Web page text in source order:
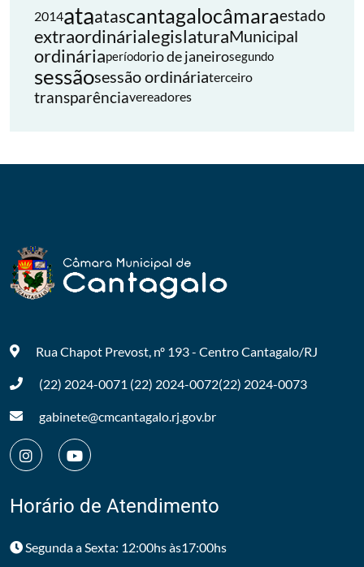
2014ataatascantagalocâmaraestado
extraordinárialegislaturaMunicipal
ordináriaperíodorio de janeirosegundo
sessãosessão ordináriaterceiro
transparênciavereadores
Rua Chapot Prevost, nº 193 - CentroCantagalo/RJ
(22) 2024-0071 (22) 2024-0072(22) 2024-0073
gabinete@cmcantagalo.rj.gov.br
Horário de Atendimento
Segunda a Sexta: 12:00hs às17:00hs